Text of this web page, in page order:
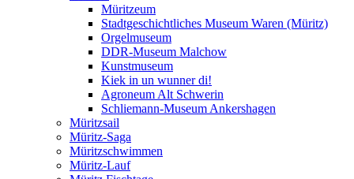
Müritzeum
Stadtgeschichtliches Museum Waren (Müritz)
Orgelmuseum
DDR-Museum Malchow
Kunstmuseum
Kiek in un wunner di!
Agroneum Alt Schwerin
Schliemann-Museum Ankershagen
Müritzsail
Müritz-Saga
Müritzschwimmen
Müritz-Lauf